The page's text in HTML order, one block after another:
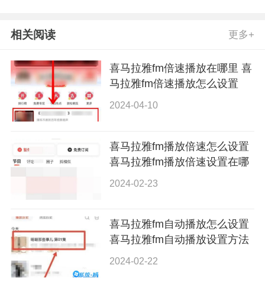
相关阅读 更多+
喜马拉雅fm倍速播放在哪里 喜
马拉雅fm倍速播放怎么设置
2024-04-10
喜马拉雅fm播放倍速怎么设置
喜马拉雅fm播放倍速设置在哪
2024-02-23
喜马拉雅fm自动播放怎么设置
喜马拉雅fm自动播放设置方法
2024-02-22